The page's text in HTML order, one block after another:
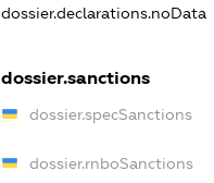
dossier.declarations.noData
dossier.sanctions
dossier.specSanctions
dossier.rnboSanctions